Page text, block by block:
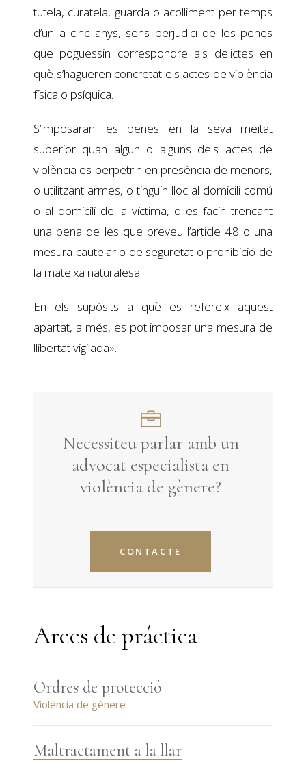
tutela, curatela, guarda o acolliment per temps
d’un a cinc anys, sens perjudici de les penes
que poguessin correspondre als delictes en
què s’hagueren concretat els actes de violència
física o psíquica.
S’imposaran les penes en la seva meitat
superior quan algun o alguns dels actes de
violència es perpetrin en presència de menors,
o utilitzant armes, o tinguin lloc al domicili comú
o al domicili de la víctima, o es facin trencant
una pena de les que preveu l’article 48 o una
mesura cautelar o de seguretat o prohibició de
la mateixa naturalesa.
En els supòsits a què es refereix aquest
apartat, a més, es pot imposar una mesura de
llibertat vigilada».
Necessiteu parlar amb un
advocat especialista en
violència de gènere?
CONTACTE
Arees de práctica
Ordres de protecció
Violència de gènere
Maltractament a la llar